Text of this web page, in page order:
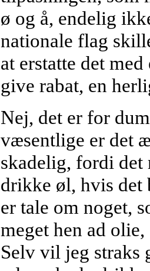
ø og å, endelig
nationale flag
at erstatte det
give rabat, en
Nej, det er for
væsentlige er det
skadelig, fordi
drikke øl, hvis det
er tale om noget,
meget hen ad
Selv vil jeg straks